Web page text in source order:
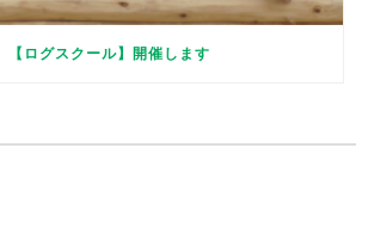
【ログスクール】開催します